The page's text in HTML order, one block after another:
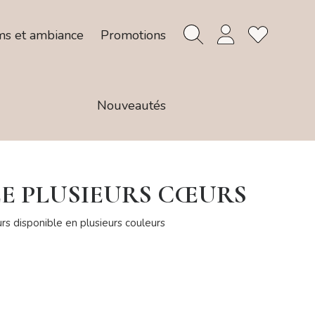
et ambiance Promotions
Nouveautés
PLUSIEURS CŒURS
disponible en plusieurs couleurs